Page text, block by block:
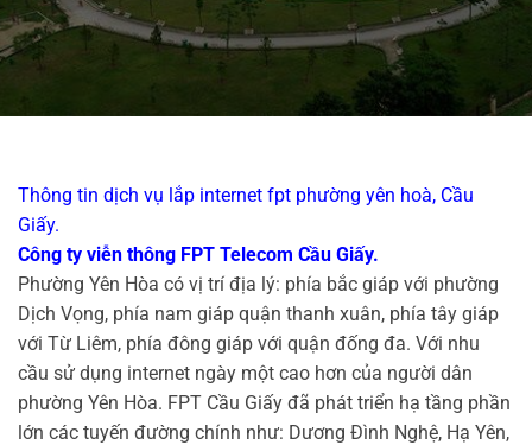
Thông tin dịch vụ lắp internet fpt phường yên hoà, Cầu
Giấy.
Công ty viễn thông FPT Telecom Cầu Giấy.
Phường Yên Hòa có vị trí địa lý: phía bắc giáp với phường
Dịch Vọng, phía nam giáp quận thanh xuân, phía tây giáp
với Từ Liêm, phía đông giáp với quận đống đa. Với nhu
cầu sử dụng internet ngày một cao hơn của người dân
phường Yên Hòa. FPT Cầu Giấy đã phát triển hạ tầng phần
lớn các tuyến đường chính như: Dương Đình Nghệ, Hạ Yên,